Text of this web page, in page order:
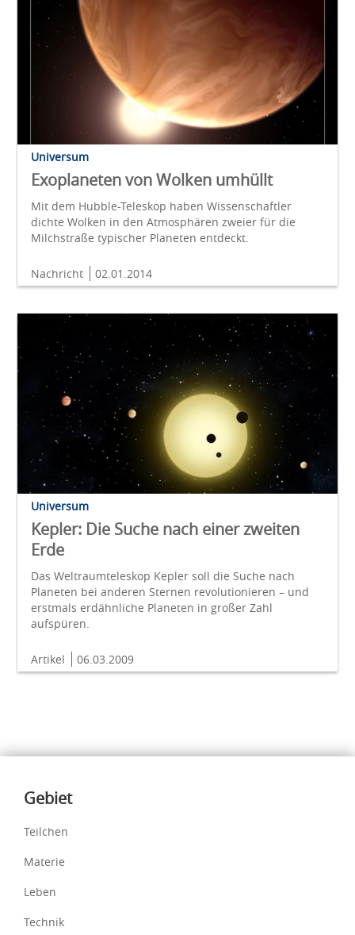
Universum
Exoplaneten von Wolken umhüllt
Mit dem Hubble-Teleskop haben Wissenschaftler
dichte Wolken in den Atmosphären zweier für die
Milchstraße typischer Planeten entdeckt.
Nachricht 02.01.2014
Universum
Kepler: Die Suche nach einer zweiten
Erde
Das Weltraumteleskop Kepler soll die Suche nach
Planeten bei anderen Sternen revolutionieren – und
erstmals erdähnliche Planeten in großer Zahl
aufspüren.
Artikel 06.03.2009
Inhalte
Gebiet
Teilchen
Materie
Leben
Technik